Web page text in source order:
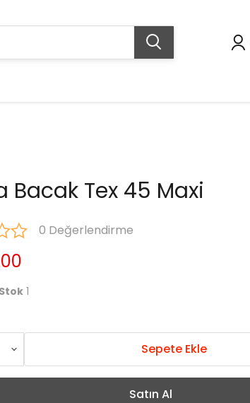
Bacak Tex 45 Maxi
0 Değerlendirme
Stok 1
Sepete Ekle
Satın Al